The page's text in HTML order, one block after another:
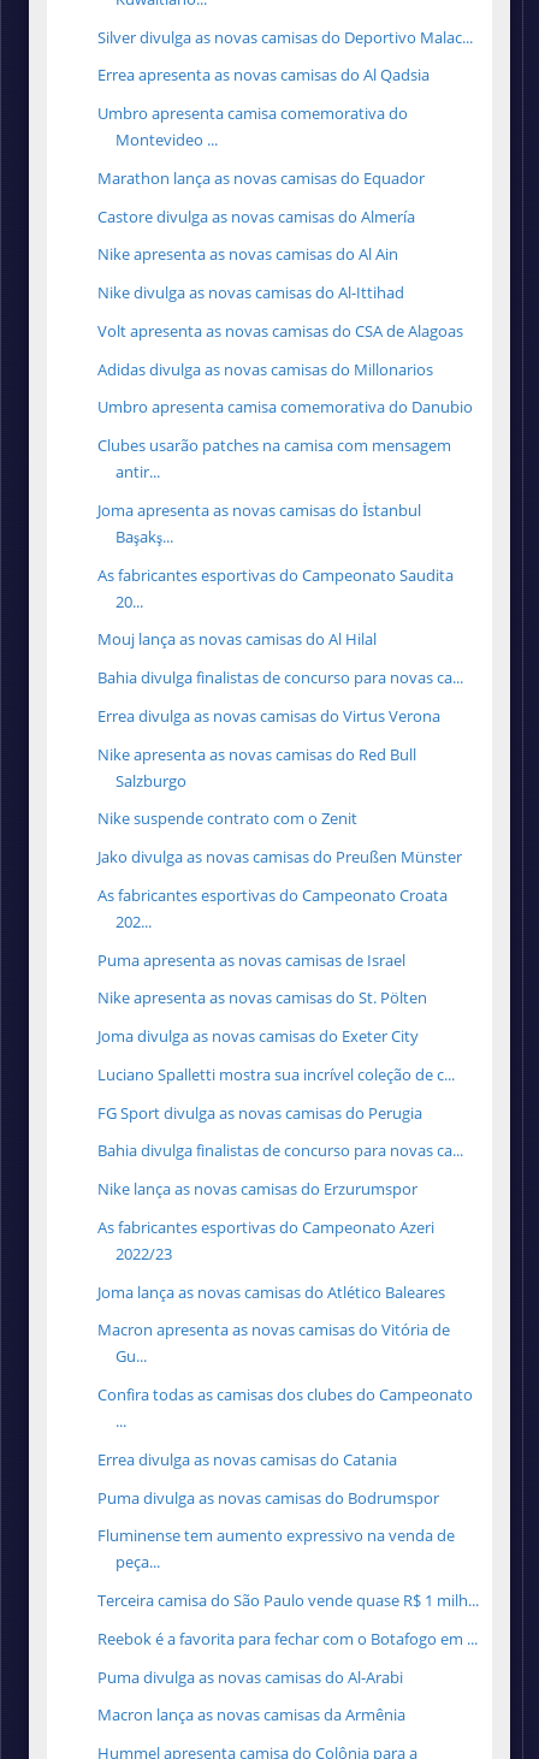
Silver divulga as novas camisas do Deportivo Malac...
Errea apresenta as novas camisas do Al Qadsia
Umbro apresenta camisa comemorativa do
Montevideo ...
Marathon lança as novas camisas do Equador
Castore divulga as novas camisas do Almería
Nike apresenta as novas camisas do Al Ain
Nike divulga as novas camisas do Al-Ittihad
Volt apresenta as novas camisas do CSA de Alagoas
Adidas divulga as novas camisas do Millonarios
Umbro apresenta camisa comemorativa do Danubio
Clubes usarão patches na camisa com mensagem
antir...
Joma apresenta as novas camisas do İstanbul
Başakş...
As fabricantes esportivas do Campeonato Saudita
20...
Mouj lança as novas camisas do Al Hilal
Bahia divulga finalistas de concurso para novas ca...
Errea divulga as novas camisas do Virtus Verona
Nike apresenta as novas camisas do Red Bull
Salzburgo
Nike suspende contrato com o Zenit
Jako divulga as novas camisas do Preußen Münster
As fabricantes esportivas do Campeonato Croata
202...
Puma apresenta as novas camisas de Israel
Nike apresenta as novas camisas do St. Pölten
Joma divulga as novas camisas do Exeter City
Luciano Spalletti mostra sua incrível coleção de c...
FG Sport divulga as novas camisas do Perugia
Bahia divulga finalistas de concurso para novas ca...
Nike lança as novas camisas do Erzurumspor
As fabricantes esportivas do Campeonato Azeri
2022/23
Joma lança as novas camisas do Atlético Baleares
Macron apresenta as novas camisas do Vitória de
Gu...
Confira todas as camisas dos clubes do Campeonato
...
Errea divulga as novas camisas do Catania
Puma divulga as novas camisas do Bodrumspor
Fluminense tem aumento expressivo na venda de
peça...
Terceira camisa do São Paulo vende quase R$ 1 milh...
Reebok é a favorita para fechar com o Botafogo em ...
Puma divulga as novas camisas do Al-Arabi
Macron lança as novas camisas da Armênia
Hummel apresenta camisa do Colônia para a